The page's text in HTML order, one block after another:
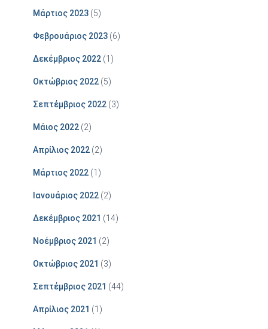
Μάρτιος 2023 (5)
Φεβρουάριος 2023 (6)
Δεκέμβριος 2022 (1)
Οκτώβριος 2022 (5)
Σεπτέμβριος 2022 (3)
Μάιος 2022 (2)
Απρίλιος 2022 (2)
Μάρτιος 2022 (1)
Ιανουάριος 2022 (2)
Δεκέμβριος 2021 (14)
Νοέμβριος 2021 (2)
Οκτώβριος 2021 (3)
Σεπτέμβριος 2021 (44)
Απρίλιος 2021 (1)